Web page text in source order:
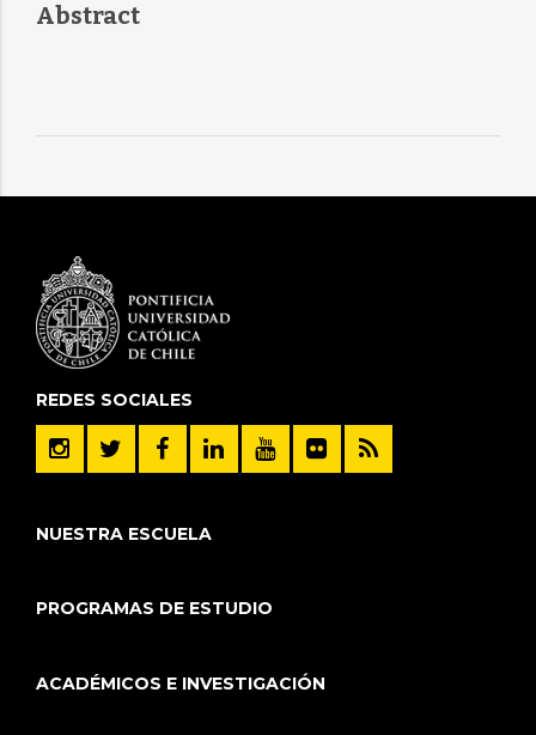
Abstract
REDES SOCIALES
NUESTRA ESCUELA
PROGRAMAS DE ESTUDIO
ACADÉMICOS E INVESTIGACIÓN